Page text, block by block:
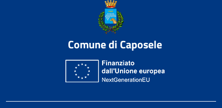
Comune di Caposele